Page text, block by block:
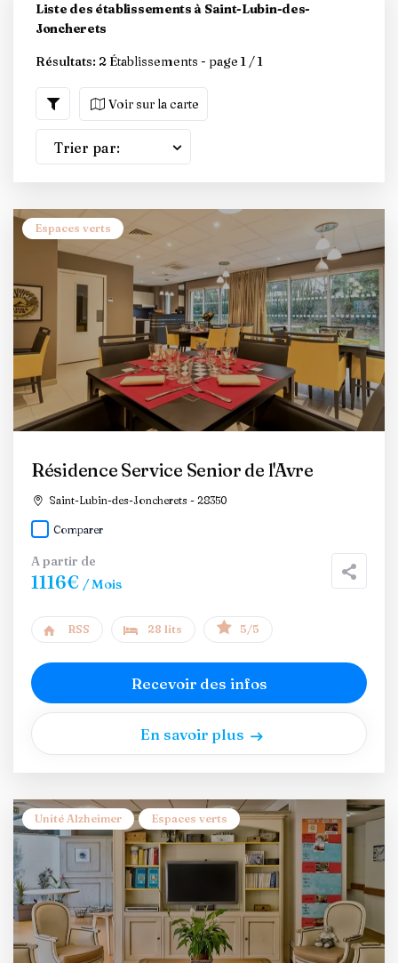
Liste des établissements à Saint-Lubin-des-
Joncherets
Résultats: 2 Établissements - page 1 / 1
Voir sur la carte
Trier par:
Espaces verts
Résidence Service Senior de l'Avre
Saint-Lubin-des-Joncherets - 28350
Comparer
A partir de
1116€ / Mois
RSS 28 lits 5/5
Recevoir des infos
En savoir plus
Unité Alzheimer Espaces verts